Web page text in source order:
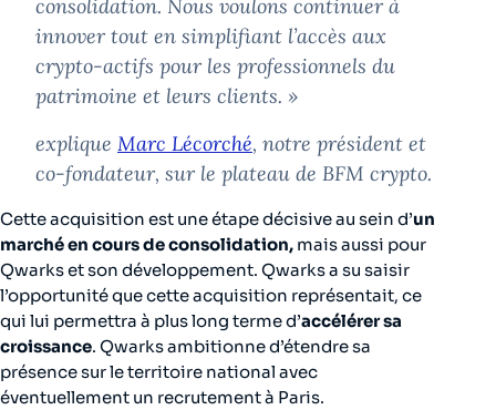
consolidation. Nous voulons continuer à
innover tout en simplifiant l’accès aux
crypto-actifs pour les professionnels du
patrimoine et leurs clients. »
explique Marc Lécorché, notre président et
co-fondateur, sur le plateau de BFM crypto.
Cette acquisition est une étape décisive au sein d’un
marché en cours de consolidation, mais aussi pour
Qwarks et son développement. Qwarks a su saisir
l’opportunité que cette acquisition représentait, ce
qui lui permettra à plus long terme d’accélérer sa
croissance. Qwarks ambitionne d’étendre sa
présence sur le territoire national avec
éventuellement un recrutement à Paris.